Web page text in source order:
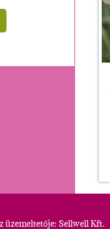
üzemeltetője: Sellwell Kft.